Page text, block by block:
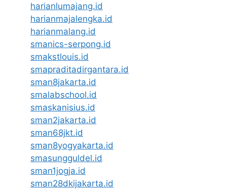
harianlumajang.id
harianmajalengka.id
harianmalang.id
smanics-serpong.id
smakstlouis.id
smapraditadirgantara.id
sman8jakarta.id
smalabschool.id
smaskanisius.id
sman2jakarta.id
sman68jkt.id
sman8yogyakarta.id
smasungguldel.id
sman1jogja.id
sman28dkijakarta.id